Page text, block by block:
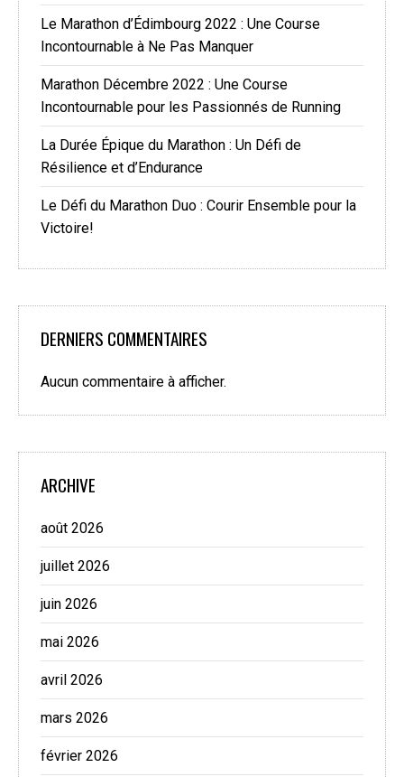
Le Marathon d’Édimbourg 2022 : Une Course
Incontournable à Ne Pas Manquer
Marathon Décembre 2022 : Une Course
Incontournable pour les Passionnés de Running
La Durée Épique du Marathon : Un Défi de
Résilience et d’Endurance
Le Défi du Marathon Duo : Courir Ensemble pour la
Victoire!
DERNIERS COMMENTAIRES
Aucun commentaire à afficher.
ARCHIVE
août 2026
juillet 2026
juin 2026
mai 2026
avril 2026
mars 2026
février 2026